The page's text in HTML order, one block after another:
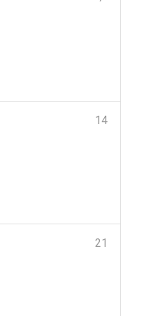
14
21